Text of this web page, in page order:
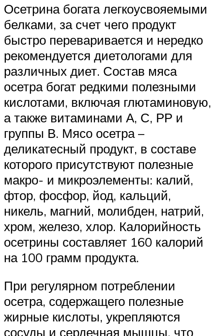
Осетрина богата легкоусвояемыми
белками, за счет чего продукт
быстро переваривается и нередко
рекомендуется диетологами для
различных диет. Состав мяса
осетра богат редкими полезными
кислотами, включая глютаминовую,
а также витаминами А, С, РР и
группы В. Мясо осетра –
деликатесный продукт, в составе
которого присутствуют полезные
макро- и микроэлементы: калий,
фтор, фосфор, йод, кальций,
никель, магний, молибден, натрий,
хром, железо, хлор. Калорийность
осетрины составляет 160 калорий
на 100 грамм продукта.
При регулярном потреблении
осетра, содержащего полезные
жирные кислоты, укрепляются
сосуды и сердечная мышцы, что